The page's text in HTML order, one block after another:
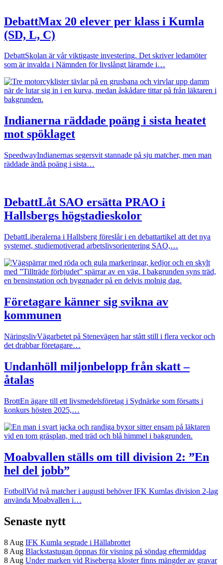
DebattMax 20 elever per klass i Kumla
(SD, L, C)
DebattSkolan är vår viktigaste investering. Det skriver ledamöter
som är invalda i Nämnden för livslångt lärarnde i…
Indianerna räddade poäng i sista heatet
mot spöklaget
SpeedwayIndianernas segersvit stannade på sju matcher, men man
räddade ändå poäng i sista…
DebattLåt SAO ersätta PRAO i
Hallsbergs högstadieskolor
DebattLiberalerna i Hallsberg föreslår i en debattartikel att det nya
systemet, studiemotiverad arbetslivsorientering SAO,…
Företagare känner sig svikna av
kommunen
NäringslivVägarbetet på Stenevägen har stått still i flera veckor och
det drabbar företagare…
Undanhöll miljonbelopp från skatt –
åtalas
BrottEn ägare till ett livsmedelsföretag i Sydnärke som försatts i
konkurs hösten 2025,…
Moabvallen ställs om till division 2: ”En
hel del jobb”
FotbollVid två matcher i augusti behöver IFK Kumlas division 2-lag
använda Moabvallen i…
Senaste nytt
8 Aug IFK Kumla segrade i Hällabrottet
8 Aug Blackstastugan öppnas för visning på söndag eftermiddag
8 Aug Under marken vid Riseberga kloster finns mängder av gravar